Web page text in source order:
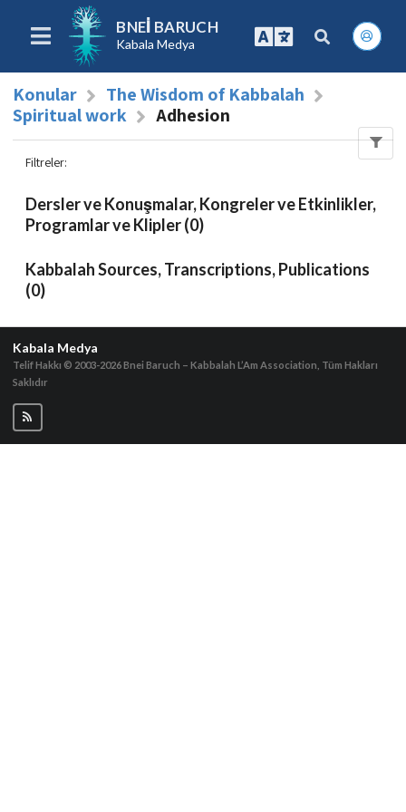
BNEI BARUCH
Kabala Medya
Konular
The Wisdom of Kabbalah
Spiritual work
Adhesion
Filtreler:
Dersler ve Konuşmalar, Kongreler ve Etkinlikler,
Programlar ve Klipler (0)
Kabbalah Sources, Transcriptions, Publications
(0)
Kabala Medya
Telif Hakkı © 2003-2026Bnei Baruch – Kabbalah L’Am Association, Tüm Hakları
Saklıdır